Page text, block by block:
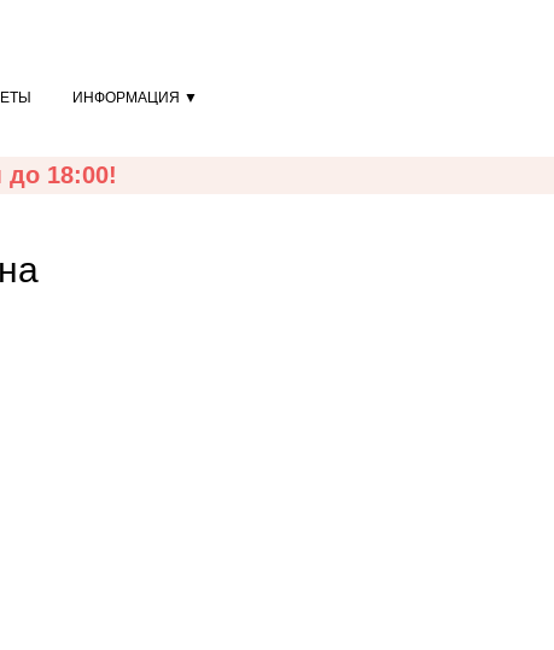
18:00!
ИНФОРМАЦИЯ ▼